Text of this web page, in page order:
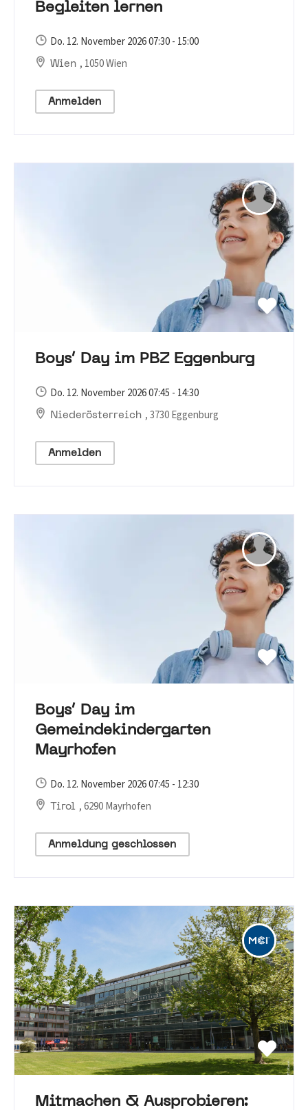
Begleiten lernen
Do. 12. November 2026 07:30 - 15:00
Wien , 1050 Wien
Anmelden
Boys‘ Day im PBZ Eggenburg
Do. 12. November 2026 07:45 - 14:30
Niederösterreich , 3730 Eggenburg
Anmelden
Boys‘ Day im
Gemeindekindergarten
Mayrhofen
Do. 12. November 2026 07:45 - 12:30
Tirol , 6290 Mayrhofen
Anmeldung geschlossen
Mitmachen & Ausprobieren: